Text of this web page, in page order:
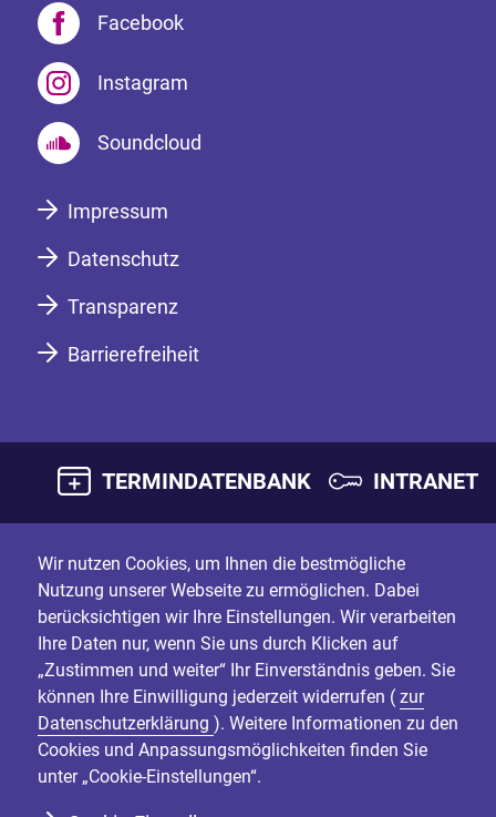
Facebook
Instagram
Soundcloud
Impressum
Datenschutz
Transparenz
Barrierefreiheit
TERMINDATENBANK INTRANET
Wir nutzen Cookies, um Ihnen die bestmögliche
Nutzung unserer Webseite zu ermöglichen. Dabei
berücksichtigen wir Ihre Einstellungen. Wir verarbeiten
Ihre Daten nur, wenn Sie uns durch Klicken auf
„Zustimmen und weiter“ Ihr Einverständnis geben. Sie
können Ihre Einwilligung jederzeit widerrufen ( zur
Datenschutzerklärung ). Weitere Informationen zu den
Cookies und Anpassungsmöglichkeiten finden Sie
unter „Cookie-Einstellungen“.